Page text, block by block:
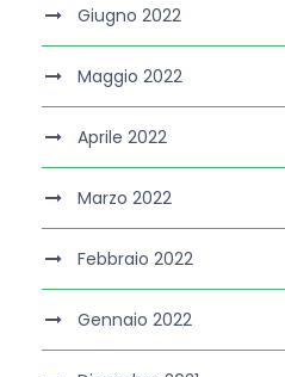
Giugno 2022
Maggio 2022
Aprile 2022
Marzo 2022
Febbraio 2022
Gennaio 2022